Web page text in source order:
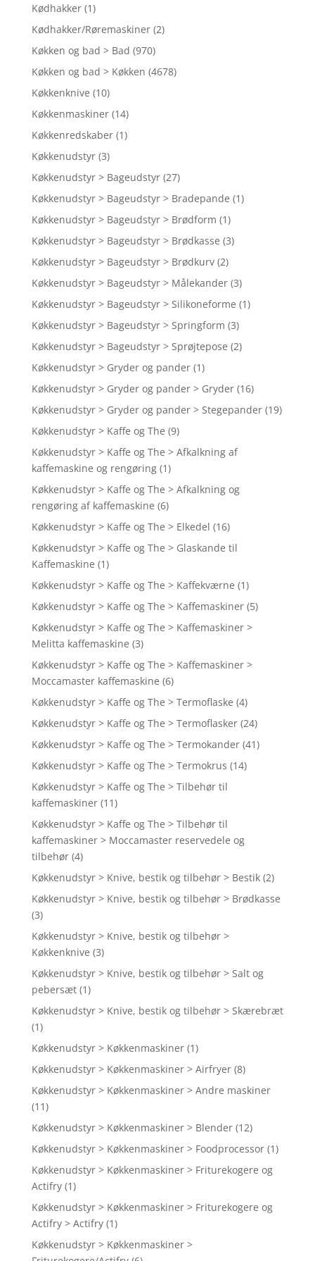
Kødhakker (1)
Kødhakker/Røremaskiner (2)
Køkken og bad > Bad (970)
Køkken og bad > Køkken (4678)
Køkkenknive (10)
Køkkenmaskiner (14)
Køkkenredskaber (1)
Køkkenudstyr (3)
Køkkenudstyr > Bageudstyr (27)
Køkkenudstyr > Bageudstyr > Bradepande (1)
Køkkenudstyr > Bageudstyr > Brødform (1)
Køkkenudstyr > Bageudstyr > Brødkasse (3)
Køkkenudstyr > Bageudstyr > Brødkurv (2)
Køkkenudstyr > Bageudstyr > Målekander (3)
Køkkenudstyr > Bageudstyr > Silikoneforme (1)
Køkkenudstyr > Bageudstyr > Springform (3)
Køkkenudstyr > Bageudstyr > Sprøjtepose (2)
Køkkenudstyr > Gryder og pander (1)
Køkkenudstyr > Gryder og pander > Gryder (16)
Køkkenudstyr > Gryder og pander > Stegepander (19)
Køkkenudstyr > Kaffe og The (9)
Køkkenudstyr > Kaffe og The > Afkalkning af
kaffemaskine og rengøring (1)
Køkkenudstyr > Kaffe og The > Afkalkning og
rengøring af kaffemaskine (6)
Køkkenudstyr > Kaffe og The > Elkedel (16)
Køkkenudstyr > Kaffe og The > Glaskande til
Kaffemaskine (1)
Køkkenudstyr > Kaffe og The > Kaffekværne (1)
Køkkenudstyr > Kaffe og The > Kaffemaskiner (5)
Køkkenudstyr > Kaffe og The > Kaffemaskiner >
Melitta kaffemaskine (3)
Køkkenudstyr > Kaffe og The > Kaffemaskiner >
Moccamaster kaffemaskine (6)
Køkkenudstyr > Kaffe og The > Termoflaske (4)
Køkkenudstyr > Kaffe og The > Termoflasker (24)
Køkkenudstyr > Kaffe og The > Termokander (41)
Køkkenudstyr > Kaffe og The > Termokrus (14)
Køkkenudstyr > Kaffe og The > Tilbehør til
kaffemaskiner (11)
Køkkenudstyr > Kaffe og The > Tilbehør til
kaffemaskiner > Moccamaster reservedele og
tilbehør (4)
Køkkenudstyr > Knive, bestik og tilbehør > Bestik (2)
Køkkenudstyr > Knive, bestik og tilbehør > Brødkasse
(3)
Køkkenudstyr > Knive, bestik og tilbehør >
Køkkenknive (3)
Køkkenudstyr > Knive, bestik og tilbehør > Salt og
pebersæt (1)
Køkkenudstyr > Knive, bestik og tilbehør > Skærebræt
(1)
Køkkenudstyr > Køkkenmaskiner (1)
Køkkenudstyr > Køkkenmaskiner > Airfryer (8)
Køkkenudstyr > Køkkenmaskiner > Andre maskiner
(11)
Køkkenudstyr > Køkkenmaskiner > Blender (12)
Køkkenudstyr > Køkkenmaskiner > Foodprocessor (1)
Køkkenudstyr > Køkkenmaskiner > Friturekogere og
Actifry (1)
Køkkenudstyr > Køkkenmaskiner > Friturekogere og
Actifry > Actifry (1)
Køkkenudstyr > Køkkenmaskiner >